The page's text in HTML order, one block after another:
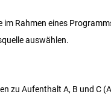
Rahmen eines
auswählen.
zu Aufenthalt A, B und C